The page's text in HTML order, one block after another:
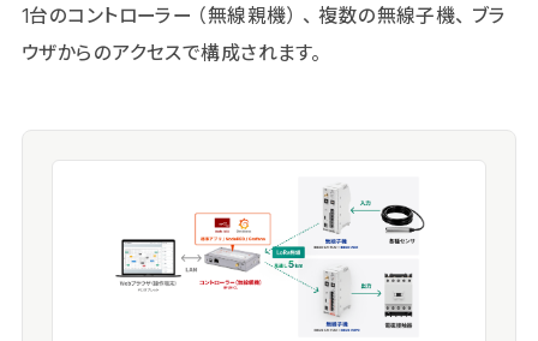
1台のコントローラー（無線親機）、複数の無線子機、ブラ
ウザからのアクセスで構成されます。